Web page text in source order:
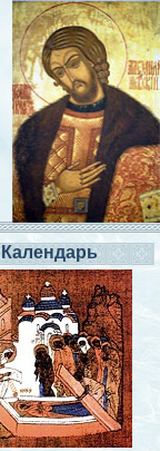
Календарь